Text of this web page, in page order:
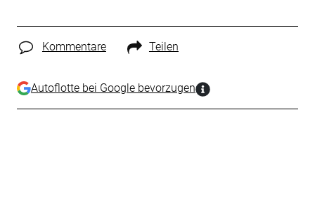
Kommentare Teilen
Autoflotte bei Google bevorzugen